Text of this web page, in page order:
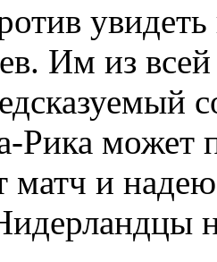
Им из
Рика может
матч и